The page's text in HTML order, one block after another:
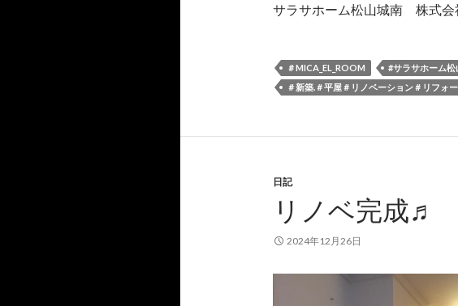
サラサホーム松山城南 株式
＃MICA_EL_ROOM #サラサホーム
＃新築.＃平屋＃リノベーション＃リフォ
日記
リノベ完成♬
2024年12月26日